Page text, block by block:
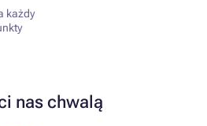
każdy
nas chwalą